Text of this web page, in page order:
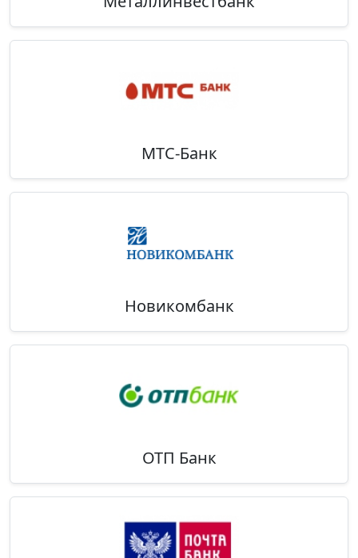
МТС-Банк
Новикомбанк
ОТП Банк